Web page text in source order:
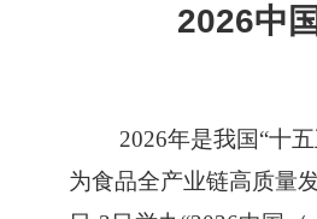
2026中
2026年是我国“十
为食品全产业链高质量